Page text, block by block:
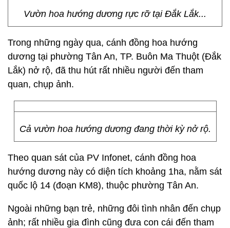
Vườn hoa hướng dương rực rỡ tại Đắk Lắk...
Trong những ngày qua, cánh đồng hoa hướng
dương tại phường Tân An, TP. Buôn Ma Thuột (Đắk
Lắk) nở rộ, đã thu hút rất nhiều người đến tham
quan, chụp ảnh.
Cả vườn hoa hướng dương đang thời kỳ nở rộ.
Theo quan sát của PV Infonet, cánh đồng hoa
hướng dương này có diện tích khoảng 1ha, nằm sát
quốc lộ 14 (đoạn KM8), thuộc phường Tân An.
Ngoài những bạn trẻ, những đôi tình nhân đến chụp
ảnh; rất nhiều gia đình cũng đưa con cái đến tham